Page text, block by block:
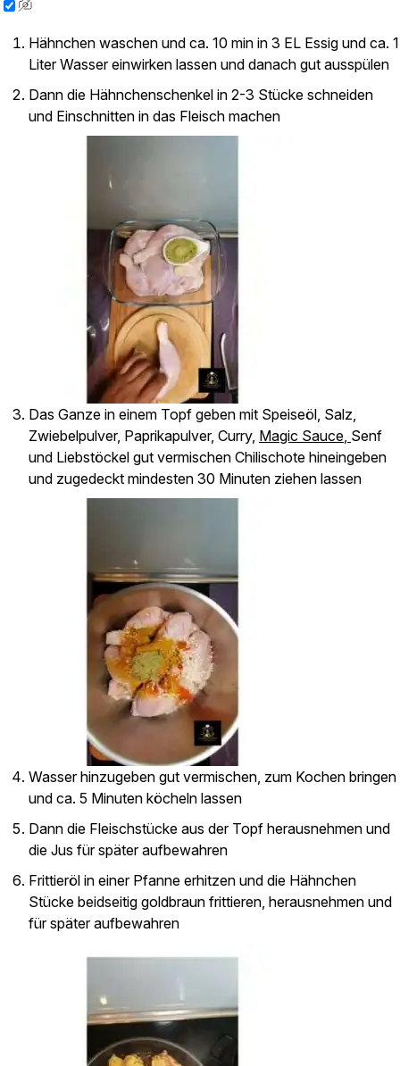
Hähnchen waschen und ca. 10 min in 3 EL Essig und ca. 1
Liter Wasser einwirken lassen und danach gut ausspülen
Dann die Hähnchenschenkel in 2-3 Stücke schneiden
und Einschnitten in das Fleisch machen
Das Ganze in einem Topf geben mit Speiseöl, Salz,
Zwiebelpulver, Paprikapulver, Curry, Magic Sauce, Senf
und Liebstöckel gut vermischen Chilischote hineingeben
und zugedeckt mindesten 30 Minuten ziehen lassen
Wasser hinzugeben gut vermischen, zum Kochen bringen
und ca. 5 Minuten köcheln lassen
Dann die Fleischstücke aus der Topf herausnehmen und
die Jus für später aufbewahren
Frittieröl in einer Pfanne erhitzen und die Hähnchen
Stücke beidseitig goldbraun frittieren, herausnehmen und
für später aufbewahren